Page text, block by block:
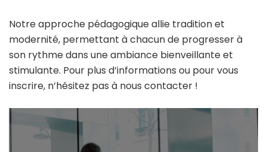
Notre approche pédagogique allie tradition et
modernité, permettant à chacun de progresser à
son rythme dans une ambiance bienveillante et
stimulante. Pour plus d’informations ou pour vous
inscrire, n’hésitez pas à nous contacter !